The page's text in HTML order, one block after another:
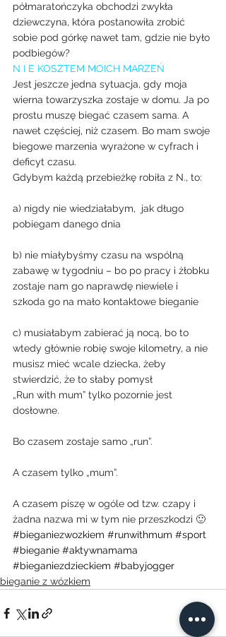
półmaratończyka obchodzi zwykła
dziewczyna, która postanowiła zrobić
sobie pod górkę nawet tam, gdzie nie było
podbiegów?
N I E KOSZTEM MOICH MARZEŃ
Jest jeszcze jedna sytuacja, gdy moja
wierna towarzyszka zostaje w domu. Ja po
prostu muszę biegać czasem sama. A
nawet częściej, niż czasem. Bo mam swoje
biegowe marzenia wyrażone w cyfrach i
deficyt czasu.
Gdybym każdą przebieżkę robiła z N., to:
a) nigdy nie wiedziałabym,  jak długo
pobiegam danego dnia
b) nie miałybyśmy czasu na wspólną
zabawę w tygodniu – bo po pracy i żłobku
zostaje nam go naprawdę niewiele i
szkoda go na mało kontaktowe bieganie
c) musiałabym zabierać ją nocą, bo to
wtedy głównie robię swoje kilometry, a nie
musisz mieć wcale dziecka, żeby
stwierdzić, że to słaby pomysł
„Run with mum” tylko pozornie jest
dosłowne.
Bo czasem zostaje samo „run”.
A czasem tylko „mum”.
A czasem piszę w ogóle od tzw. czapy i
żadna nazwa mi w tym nie przeszkodzi 🙂
#bieganiezwozkiem #runwithmum #sport
#bieganie #aktywnamama
#bieganiezdzieckiem #babyjogger
bieganie z wózkiem